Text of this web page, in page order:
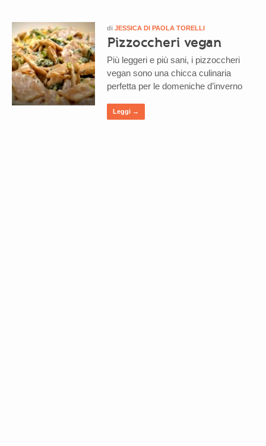
di JESSICA DI PAOLA TORELLI
Pizzoccheri vegan
Più leggeri e più sani, i pizzoccheri
vegan sono una chicca culinaria
perfetta per le domeniche d’inverno
Leggi →